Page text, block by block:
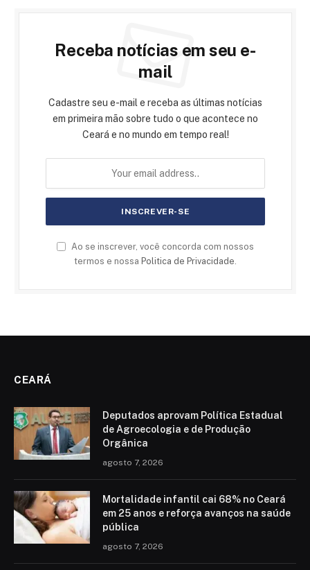
Receba notícias em seu e-
mail
Cadastre seu e-mail e receba as últimas notícias
em primeira mão sobre tudo o que acontece no
Ceará e no mundo em tempo real!
Ao se inscrever, você concorda com nossos
termos e nossa Politica de Privacidade
CEARÁ
Deputados aprovam Política Estadual
de Agroecologia e de Produção
Orgânica
agosto 7, 2026
Mortalidade infantil cai 68% no Ceará
em 25 anos e reforça avanços na saúde
pública
agosto 7, 2026